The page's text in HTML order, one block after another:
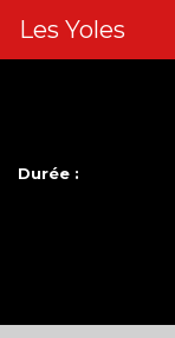
Les Yoles
Durée :